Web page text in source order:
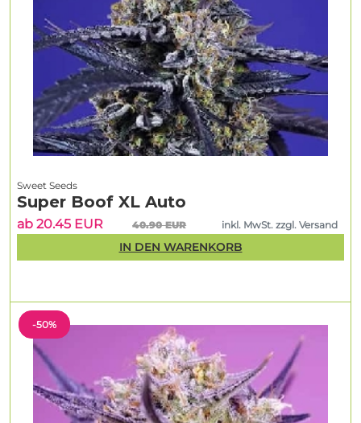
-50%
Sweet Seeds
Super Boof XL Auto
ab 20.45 EUR 40.90 EUR inkl. MwSt. zzgl. Versand
IN DEN WARENKORB